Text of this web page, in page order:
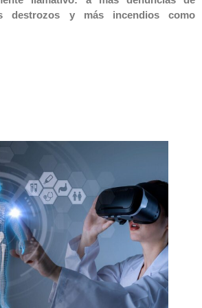
destrozos y más incendios como